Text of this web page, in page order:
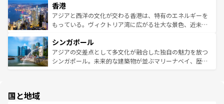
とつ。フォーやバインミー、ベトナムコーヒーなどは、ぜ
ひ現地で味わいたい。どの地域を訪れてもあたたかい人々
が旅行者を迎えてくれるので、きっと忘れられない旅にな
参照してほしい。
の活気が交差している。北部ではチェンマイなどの山岳地
帯で自然と触れ合い、南部ではプーケットやクラビの美し
いビーチでリゾート気分を楽しむことができる。タイ料理
激する。気候は一年中温暖で、どの季節にも異なる楽しみ
が待っている。親しみやすいタイの人々、仏教を中心とし
た文化、そして多様な観光資源が、訪れる旅人を魅了し続
香港
アジアと西洋の文化が交わる香港は、特有のエネルギーを
もっている。ヴィクトリア湾に広がる壮大な景色、近未来
み、どこを訪れても感動するはず。観光スポットが密集し
ており、効率よく見どころを回れるのも魅力。息をのむよ
うな絶景から文化的な体験まで、香港を存分に楽しみ尽く
シンガポール
アジアの交差点として多文化が融合した独自の魅力を放つ
シンガポール。未来的な建築物が並ぶマリーナベイ、歴史
国と地域